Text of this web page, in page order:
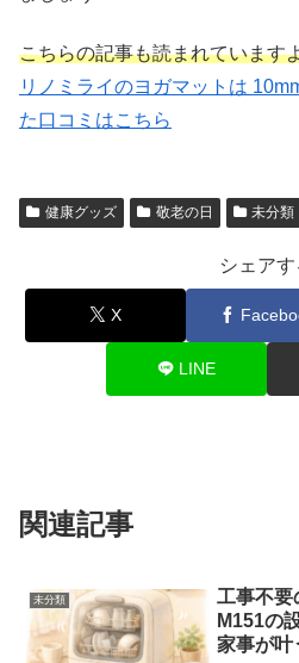
こちらの記事も読まれています
リノミライのヨガマットは
た口コミはこちら
健康グッズ 敬老の日 未分類
シェアす
X
LINE
関連記事
未分類
工事不要
M151の
家事が叶